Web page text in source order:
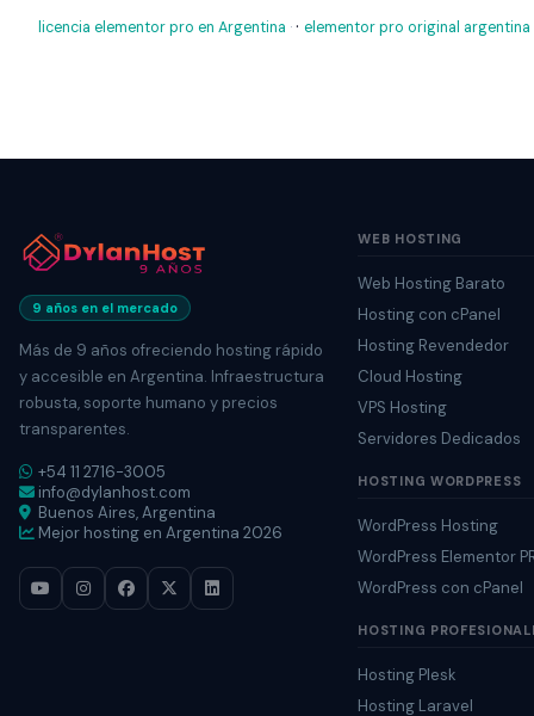
licencia elementor pro en Argentina · elementor pro original argentina
9 años en el mercado
Más de 9 años ofreciendo hosting rápido
y accesible en Argentina. Infraestructura
robusta, soporte humano y precios
transparentes.
+54 11 2716-3005
info@dylanhost.com
Buenos Aires, Argentina
Mejor hosting en Argentina 2026
WEB HOSTING
Web Hosting Barato
Hosting con cPanel
Hosting Revendedor
Cloud Hosting
VPS Hosting
Servidores Dedicados
HOSTING WORDPRESS
WordPress Hosting
WordPress Elementor
WordPress con cPanel
HOSTING
Hosting Plesk
Hosting Laravel